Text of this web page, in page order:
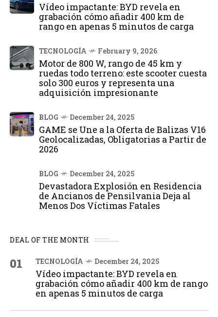
Vídeo impactante: BYD revela en
grabación cómo añadir 400 km de
rango en apenas 5 minutos de carga
TECNOLOGÍA February 9, 2026
Motor de 800 W, rango de 45 km y
ruedas todo terreno: este scooter cuesta
solo 300 euros y representa una
adquisición impresionante
BLOG December 24, 2025
GAME se Une a la Oferta de Balizas V16
Geolocalizadas, Obligatorias a Partir de
2026
BLOG December 24, 2025
Devastadora Explosión en Residencia
de Ancianos de Pensilvania Deja al
Menos Dos Víctimas Fatales
DEAL OF THE MONTH
01 TECNOLOGÍA December 24, 2025
Vídeo impactante: BYD revela en
grabación cómo añadir 400 km de rango
en apenas 5 minutos de carga